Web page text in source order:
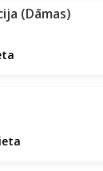
(Dāmas)